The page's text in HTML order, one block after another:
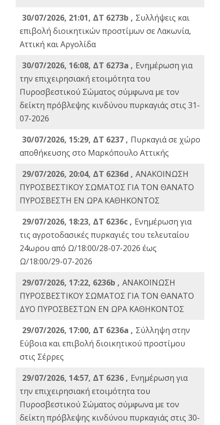
30/07/2026, 21:01, ΔΤ 6273b , Συλλήψεις και
επιβολή διοικητικών προστίμων σε Λακωνία,
Αττική και Αργολίδα
30/07/2026, 16:08, ΔΤ 6273a , Ενημέρωση για
την επιχειρησιακή ετοιμότητα του
Πυροσβεστικού Σώματος σύμφωνα με τον
δείκτη πρόβλεψης κινδύνου πυρκαγιάς στις 31-
07-2026
30/07/2026, 15:29, ΔΤ 6237 , Πυρκαγιά σε χώρο
αποθήκευσης στο Μαρκόπουλο Αττικής
29/07/2026, 20:04, ΔΤ 6236d , ΑΝΑΚΟΙΝΩΣΗ
ΠΥΡΟΣΒΕΣΤΙΚΟΥ ΣΩΜΑΤΟΣ ΓΙΑ ΤΟΝ ΘΑΝΑΤΟ
ΠΥΡΟΣΒΕΣΤΗ ΕΝ ΩΡΑ ΚΑΘΗΚΟΝΤΟΣ
29/07/2026, 18:23, ΔΤ 6236c , Ενημέρωση για
τις αγροτοδασικές πυρκαγιές του τελευταίου
24ωρου από Ω/18:00/28-07-2026 έως
Ω/18:00/29-07-2026
29/07/2026, 17:22, 6236b , ΑΝΑΚΟΙΝΩΣΗ
ΠΥΡΟΣΒΕΣΤΙΚΟΥ ΣΩΜΑΤΟΣ ΓΙΑ ΤΟΝ ΘΑΝΑΤΟ
ΔΥΟ ΠΥΡΟΣΒΕΣΤΩΝ ΕΝ ΩΡΑ ΚΑΘΗΚΟΝΤΟΣ
29/07/2026, 17:00, ΔΤ 6236a , Σύλληψη στην
Εύβοια και επιβολή διοικητικού προστίμου
στις Σέρρες
29/07/2026, 14:57, ΔΤ 6236 , Ενημέρωση για
την επιχειρησιακή ετοιμότητα του
Πυροσβεστικού Σώματος σύμφωνα με τον
δείκτη πρόβλεψης κινδύνου πυρκαγιάς στις 30-